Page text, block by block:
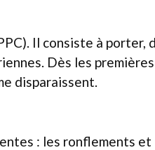
Il consiste à porter,
Dès les
disparaissent.
: les ronflements